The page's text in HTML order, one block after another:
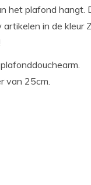
het plafond hangt.
in de kleur
van 25cm.